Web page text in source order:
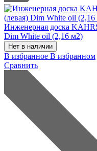
Инженерная доска
Dim White oil (2,16 м2)
Нет в наличии
В избранное В избранном
Сравнить